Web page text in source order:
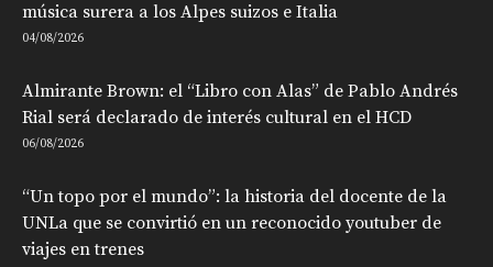
música surera a los Alpes suizos e Italia
04/08/2026
Almirante Brown: el “Libro con Alas” de Pablo Andrés
Rial será declarado de interés cultural en el HCD
06/08/2026
“Un topo por el mundo”: la historia del docente de la
UNLa que se convirtió en un reconocido youtuber de
viajes en trenes